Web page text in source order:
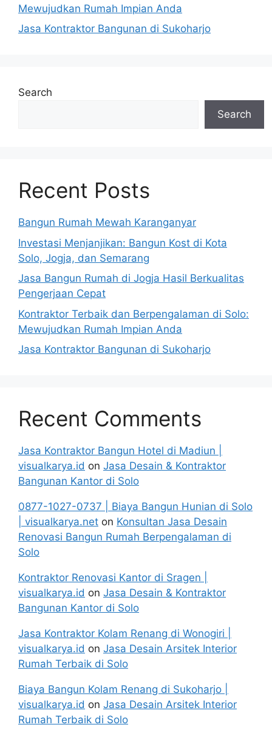
Mewujudkan Rumah Impian Anda
Jasa Kontraktor Bangunan di Sukoharjo
Search
Search
Recent Posts
Bangun Rumah Mewah Karanganyar
Investasi Menjanjikan: Bangun Kost di Kota
Solo, Jogja, dan Semarang
Jasa Bangun Rumah di Jogja Hasil Berkualitas
Pengerjaan Cepat
Kontraktor Terbaik dan Berpengalaman di Solo:
Mewujudkan Rumah Impian Anda
Jasa Kontraktor Bangunan di Sukoharjo
Recent Comments
Jasa Kontraktor Bangun Hotel di Madiun |
visualkarya.id on Jasa Desain & Kontraktor
Bangunan Kantor di Solo
0877-1027-0737 | Biaya Bangun Hunian di Solo
| visualkarya.net on Konsultan Jasa Desain
Renovasi Bangun Rumah Berpengalaman di
Solo
Kontraktor Renovasi Kantor di Sragen |
visualkarya.id on Jasa Desain & Kontraktor
Bangunan Kantor di Solo
Jasa Kontraktor Kolam Renang di Wonogiri |
visualkarya.id on Jasa Desain Arsitek Interior
Rumah Terbaik di Solo
Biaya Bangun Kolam Renang di Sukoharjo |
visualkarya.id on Jasa Desain Arsitek Interior
Rumah Terbaik di Solo